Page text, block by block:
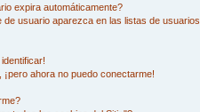
expira automáticamente?
de usuario aparezca en las listas de usuarios
ahora no puedo conectarme!